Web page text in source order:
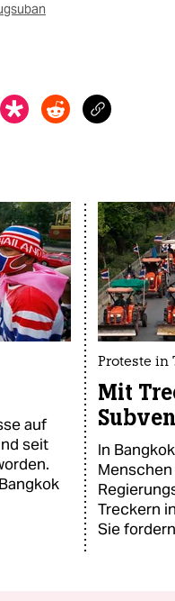
auf
seit
Proteste in
Mit
In
Treckern
Sie